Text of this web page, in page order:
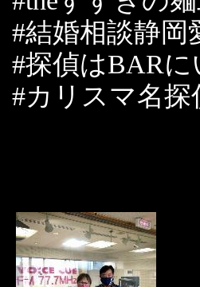
#結婚相談静岡
#探偵はBARに
#カリスマ名